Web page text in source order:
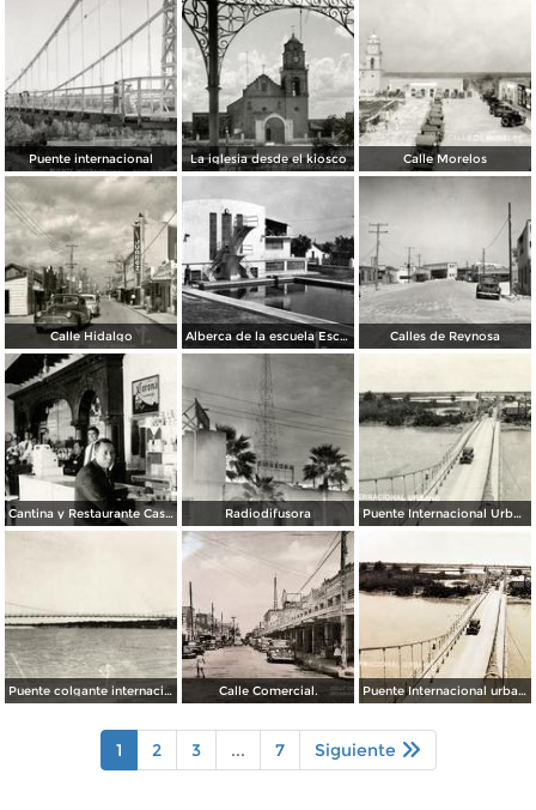
Puente internacional La iglesia desde el kiosco Calle Morelos
Calle Hidalgo Alberca de la escuela Escandón Calles de Reynosa
Cantina y Restaurante Casa Blanca Radiodifusora Puente Internacional Urbano
Puente colgante internacional sobre el Río Bravo Calle Comercial. Puente Internacional urbano.
1 2 3 ... 7 Siguiente